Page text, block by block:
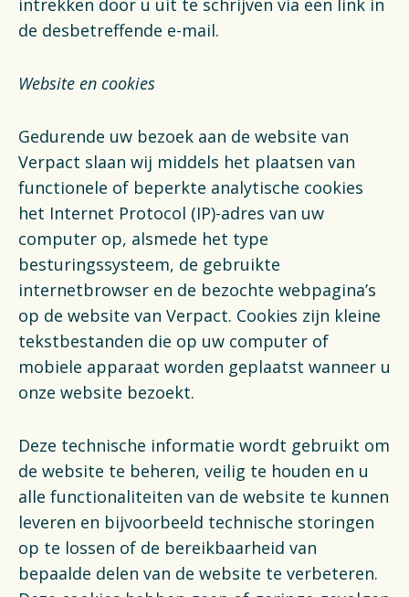
intrekken door u uit te schrijven via een link in
de desbetreffende e-mail.
Website en cookies
Gedurende uw bezoek aan de website van
Verpact slaan wij middels het plaatsen van
functionele of beperkte analytische cookies
het Internet Protocol (IP)-adres van uw
computer op, alsmede het type
besturingssysteem, de gebruikte
internetbrowser en de bezochte webpagina’s
op de website van Verpact. Cookies zijn kleine
tekstbestanden die op uw computer of
mobiele apparaat worden geplaatst wanneer u
onze website bezoekt.
Deze technische informatie wordt gebruikt om
de website te beheren, veilig te houden en u
alle functionaliteiten van de website te kunnen
leveren en bijvoorbeeld technische storingen
op te lossen of de bereikbaarheid van
bepaalde delen van de website te verbeteren.